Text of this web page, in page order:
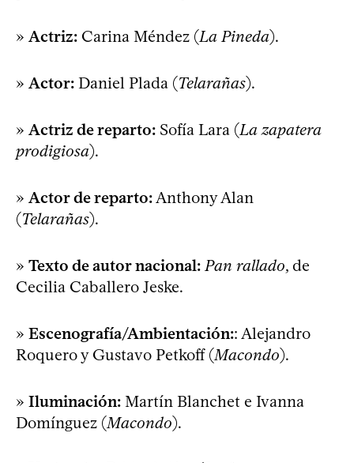
» Actriz: Carina Méndez (La Pineda).
» Actor: Daniel Plada (Telarañas).
» Actriz de reparto: Sofía Lara (La zapatera
prodigiosa).
» Actor de reparto: Anthony Alan
(Telarañas).
» Texto de autor nacional: Pan rallado, de
Cecilia Caballero Jeske.
» Escenografía/Ambientación:: Alejandro
Roquero y Gustavo Petkoff (Macondo).
» Iluminación: Martín Blanchet e Ivanna
Domínguez (Macondo).